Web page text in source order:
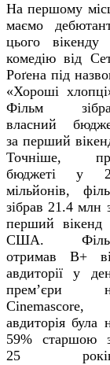
На першому
маємо
цього вікенду
комедію від
Роґена під
«Хороші
Фільм
власний
за перший
Точніше,
бюджеті у
мільйонів,
зібрав 21.4 млн
перший вікенд
США.
отримав В+
авдиторії у
прем’єри
Cinemascore,
авдиторія була
59% старшою
25